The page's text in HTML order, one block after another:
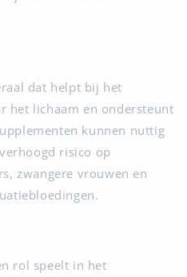
dat helpt bij het
het lichaam en ondersteunt
kunnen nuttig
risico op
zwangere vrouwen en
rol speelt in het